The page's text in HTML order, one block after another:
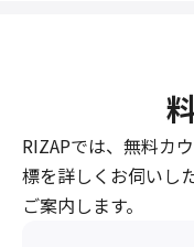
RIZAPでは、無料カ
標を詳しくお伺いし
ご案内します。